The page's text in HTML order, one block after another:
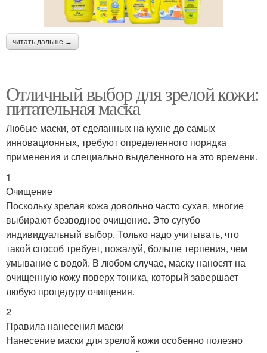
читать дальше →
Отличный выбор для зрелой кожи:
питательная маска
Любые маски, от сделанных на кухне до самых
инновационных, требуют определенного порядка
применения и специально выделенного на это времени.
1
Очищение
Поскольку зрелая кожа довольно часто сухая, многие
выбирают безводное очищение. Это сугубо
индивидуальный выбор. Только надо учитывать, что
такой способ требует, пожалуй, больше терпения, чем
умывание с водой. В любом случае, маску наносят на
очищенную кожу поверх тоника, который завершает
любую процедуру очищения.
2
Правила нанесения маски
Нанесение маски для зрелой кожи особенно полезно